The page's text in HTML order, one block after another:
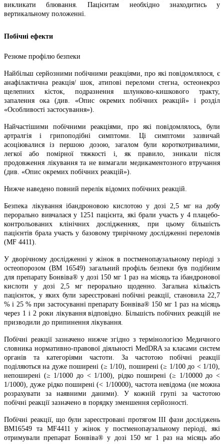
викликати блювання. Пацієнтам необхідно знаходитись у
вертикальному положенні.
Побічні ефекти
Резюме профілю безпеки
Найбільш серйозними побічними реакціями, про які повідомлялося, є
анафілактична реакція/ шок, атипові переломи стегна, остеонекроз
щелепних кісток, подразнення шлунково-кишкового тракту,
запалення ока (див. «Опис окремих побічних реакцій» і розділ
«Особливості застосування»).
Найчастішими побічними реакціями, про які повідомлялось, були
артралгія і грипоподібні симптоми. Ці симптоми зазвичай
асоціювалися із першою дозою, загалом були короткотривалими,
легкої або помірної тяжкості і, як правило, зникали після
продовження лікування та не вимагали медикаментозного втручання
(див. «Опис окремих побічних реакцій»).
Нижче наведено повний перелік відомих побічних реакцій.
Безпека лікування ібандроновою кислотою у дозі 2,5 мг на добу
перорально вивчалася у 1251 пацієнта, які брали участь у 4 плацебо-
контрольованих клінічних дослідженнях, при цьому більшість
пацієнтів брала участь у базовому трирічному дослідженні переломів
(MF 4411).
У дворічному дослідженні у жінок в постменопаузальному періоді з
остеопорозом (ВМ 16549) загальний профіль безпеки був подібним
для препарату Бонвіва® у дозі 150 мг 1 раз на місяць та ібандронової
кислоти у дозі 2,5 мг перорально щоденно. Загальна кількість
пацієнток, у яких були зареєстровані побічні реакції, становила 22,7
% і 25 % при застосуванні препарату Бонвіва® 150 мг 1 раз на місяць
через 1 і 2 роки лікування відповідно. Більшість побічних реакцій не
призводили до припинення лікування.
Побічні реакції зазначено нижче згідно з термінологією Медичного
словника нормативно-правової діяльності MedDRA за класами систем
органів та категоріями частоти. За частотою побічні реакції
поділяються на дуже поширені (≥ 1/10), поширені (≥ 1/100 до < 1/10),
непоширені (≥ 1/1000 до < 1/100), рідко поширені (≥ 1/10000 до <
1/1000), дуже рідко поширені (< 1/10000), частота невідома (не можна
розрахувати за наявними даними). У кожній групі за частотою
побічні реакції зазначено в порядку зменшення серйозності.
Побічні реакції, що були зареєстровані протягом ІІІ фази досліджень
ВМ16549 та MF4411 у жінок у постменопаузальному періоді, які
отримували препарат Бонвіва® у дозі 150 мг 1 раз на місяць або